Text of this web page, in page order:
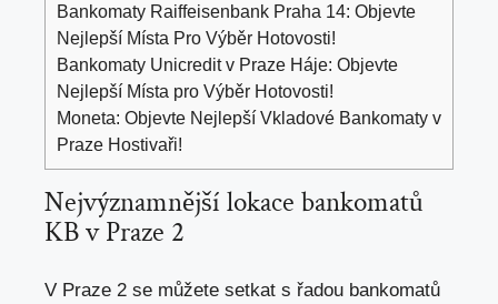
Bankomaty Raiffeisenbank Praha 14: Objevte
Nejlepší Místa Pro Výběr Hotovosti!
Bankomaty Unicredit v Praze Háje: Objevte
Nejlepší Místa pro Výběr Hotovosti!
Moneta: Objevte Nejlepší Vkladové Bankomaty v
Praze Hostivaři!
Nejvýznamnější lokace bankomatů
KB v Praze 2
V Praze 2 se můžete setkat s řadou bankomatů